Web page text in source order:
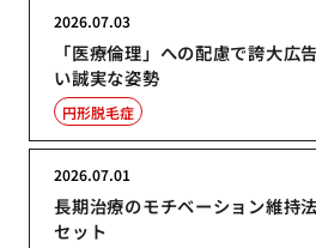
「医療倫理」への配慮で誇大広
い誠実な姿勢
2026.07.03
円形脱毛症
長期治療のモチベーション維持
セット
2026.07.01